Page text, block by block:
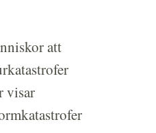
att
visar